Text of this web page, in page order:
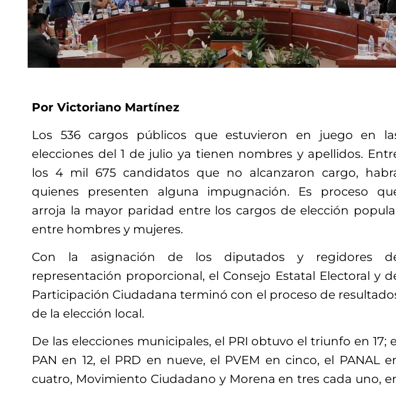
Por Victoriano Martínez
Los 536 cargos públicos que estuvieron en juego en
elecciones del 1 de julio ya tienen nombres y apellidos.
los 4 mil 675 candidatos que no alcanzaron cargo,
quienes presenten alguna impugnación. Es proceso
arroja la mayor paridad entre los cargos de elección
entre hombres y mujeres.
Con la asignación de los diputados y regidores
representación proporcional, el Consejo Estatal Electoral y
Participación Ciudadana terminó con el proceso de
de la elección local.
De las elecciones municipales, el PRI obtuvo el triunfo en 17;
PAN en 12, el PRD en nueve, el PVEM en cinco, el PANAL
cuatro, Movimiento Ciudadano y Morena en tres cada uno,